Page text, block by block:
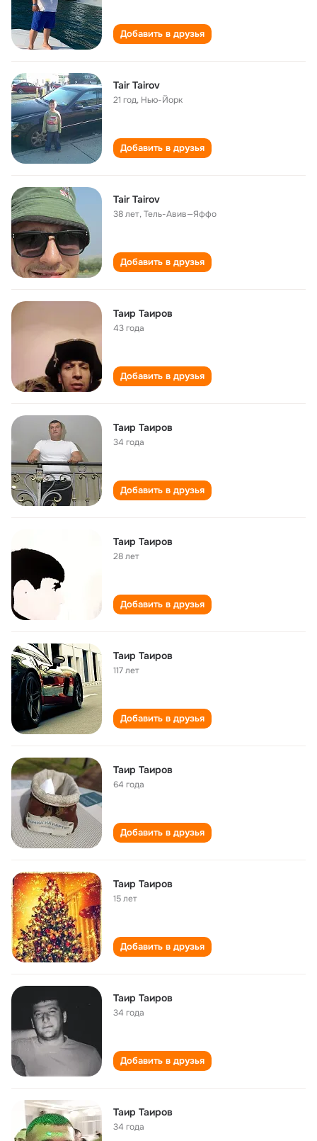
Добавить в друзья
Tair Tairov
21 год, Нью-Йорк
Добавить в друзья
Tair Tairov
38 лет,Тель-Авив—Яффо
Добавить в друзья
Таир Таиров
43 года
Добавить в друзья
Таир Таиров
34 года
Добавить в друзья
Таир Таиров
28 лет
Добавить в друзья
Таир Таиров
117 лет
Добавить в друзья
Таир Таиров
64 года
Добавить в друзья
Таир Таиров
15 лет
Добавить в друзья
Таир Таиров
34 года
Добавить в друзья
Таир Таиров
34 года